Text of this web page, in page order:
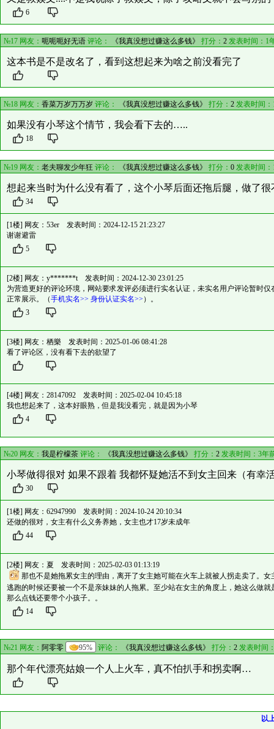
6
№17 网友： 呃呃呃好无语 评论： 《我真没想过赚这么多钱》 打分： 2 发表时间：1
这本书是不是改名了，看到这想起来为啥之前没看完了
№18 网友： 香菜万岁万万岁 评论： 《我真没想过赚这么多钱》 打分： 2 发表时间
如果没有小琴这个情节，我会看下去的…..
18
№19 网友： 老夫聊发少年狂 评论： 《我真没想过赚这么多钱》 打分： 0 发表时间
想起来当时为什么没有看了，这个小琴后面还拖后腿，做了很
34
[1楼] 网友： 53er 发表时间：2024-12-15 21:23:27
谢谢避雷
5
[2楼] 网友： y*******t 发表时间：2024-12-30 23:01:25
为营造更好的评论环境，网站要求发评必须进行实名认证，未实名用户评论暂时
正常展示。（手机实名>> 身份认证实名>> ）。
3
[3楼] 网友： 栖樂 发表时间：2025-01-06 08:41:28
看了评论区，没有看下去的欲望了
[4楼] 网友： 28147092 发表时间：2025-02-04 10:45:18
我也想起来了，这本好眼熟，但是我没看完，就是因为小琴
4
№20 网友： 我是柠檬茶 评论： 《我真没想过赚这么多钱》 打分： 2 发表时间：3年
小琴做得很对 如果不跟着 我都怀疑她活不到女主回来（有幸
30
[1楼] 网友： 62947990 发表时间：2024-10-24 20:10:34
还做的很对，女主有什么义务养她，女主也才17岁未成年
44
[2楼] 网友： 夏 发表时间：2025-02-03 01:13:19
那也不是她拖累女主的理由，离开了女主她可能在火车上就被人拐走卖了。
逃跑的时候还要被一个不是亲妹妹的人拖累。至少站在女主的角度上，她这么做
那么点钱还要带个小孩子。。
14
№21 网友： 阿零零 95% 评论： 《我真没想过赚这么多钱》 打分： 2 发表时间
那个年代漂亮姑娘一个人上火车，真不怕扒手和拐卖啊…
以